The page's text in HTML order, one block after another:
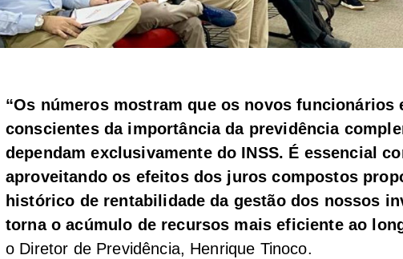
“Os números mostram que os novos funcionários
conscientes da importância da previdência
dependam exclusivamente do INSS. É essencial
aproveitando os efeitos dos juros compostos
histórico de rentabilidade da gestão dos nossos
torna o acúmulo de recursos mais eficiente ao
o Diretor de Previdência, Henrique Tinoco.